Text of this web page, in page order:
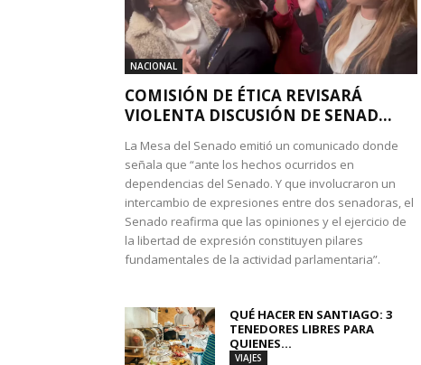
NACIONAL
COMISIÓN DE ÉTICA REVISARÁ
VIOLENTA DISCUSIÓN DE SENAD...
La Mesa del Senado emitió un comunicado donde
señala que “ante los hechos ocurridos en
dependencias del Senado. Y que involucraron un
intercambio de expresiones entre dos senadoras, el
Senado reafirma que las opiniones y el ejercicio de
la libertad de expresión constituyen pilares
fundamentales de la actividad parlamentaria”.
QUÉ HACER EN SANTIAGO: 3
TENEDORES LIBRES PARA
QUIENES...
VIAJES